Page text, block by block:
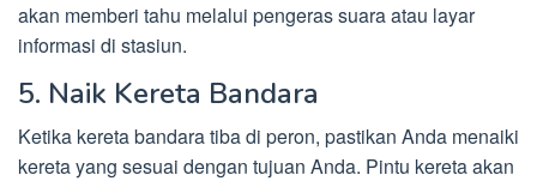
akan memberi tahu melalui pengeras suara atau layar
informasi di stasiun.
5. Naik Kereta Bandara
Ketika kereta bandara tiba di peron, pastikan Anda menaiki
kereta yang sesuai dengan tujuan Anda. Pintu kereta akan